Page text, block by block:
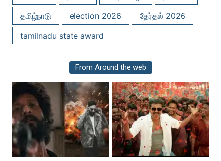
தமிழ்நாடு
election 2026
தேர்தல் 2026
tamilnadu state award
From Around the web